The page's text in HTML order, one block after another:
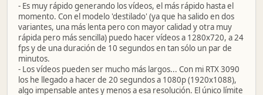
- Es muy rápido generando los vídeos, el más rápido hasta el
momento. Con el modelo 'destilado' (ya que ha salido en dos
variantes, una más lenta pero con mayor calidad y otra muy
rápida pero más sencilla) puedo hacer vídeos a 1280x720, a 24
fps y de una duración de 10 segundos en tan sólo un par de
minutos.
- Los vídeos pueden ser mucho más largos... Con mi RTX 3090
los he llegado a hacer de 20 segundos a 1080p (1920x1088),
algo impensable antes y menos a esa resolución. El único límite